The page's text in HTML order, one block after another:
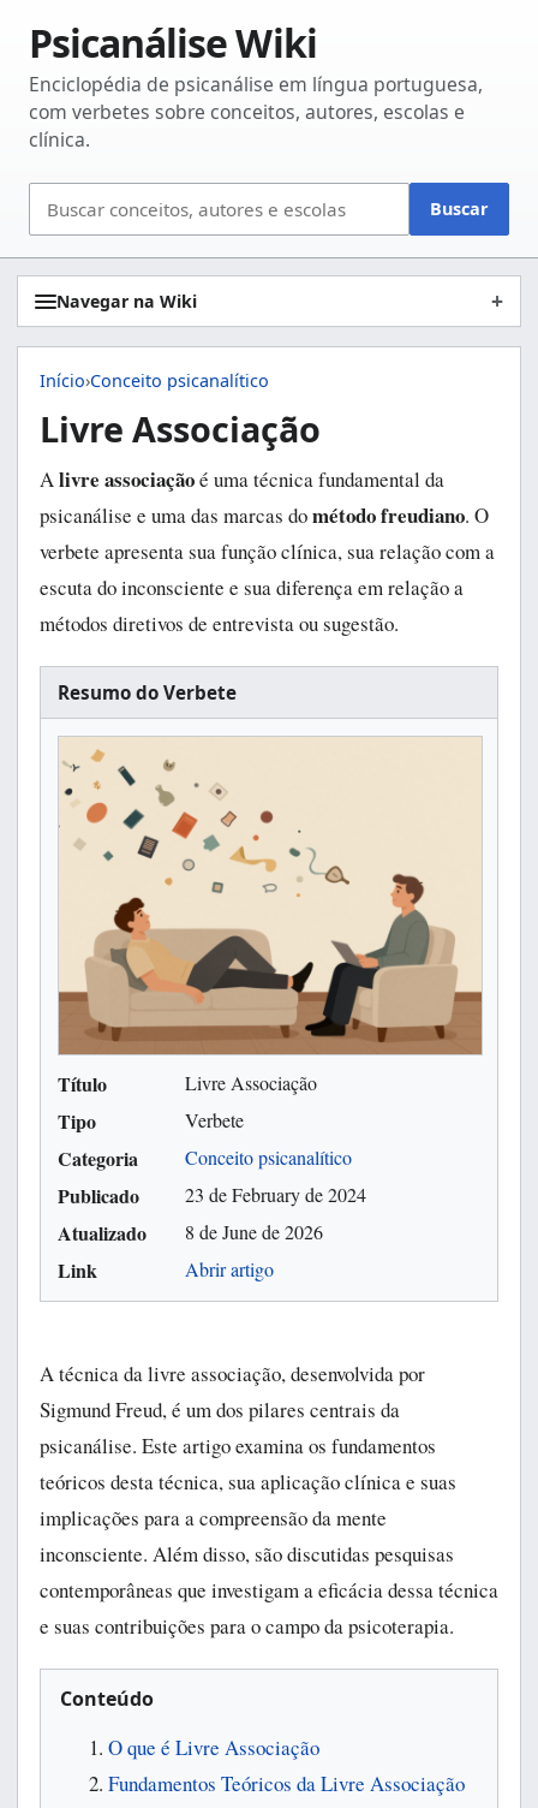
Psicanálise Wiki
Enciclopédia de psicanálise em língua portuguesa,
com verbetes sobre conceitos, autores, escolas e
clínica.
Buscar
Navegar na Wiki
Início›Conceito psicanalítico
Livre Associação
Alivre associaçãoé uma técnica fundamental da
psicanálise e uma das marcas dométodo freudiano. O
verbete apresenta sua função clínica, sua relação com a
escuta do inconsciente e sua diferença em relação a
métodos diretivos de entrevista ou sugestão.
Resumo do Verbete
Título Livre Associação
Tipo Verbete
Categoria Conceito psicanalítico
Publicado 23 de February de 2024
Atualizado 8 de June de 2026
Link Abrir artigo
A técnica da livre associação, desenvolvida por
Sigmund Freud, é um dos pilares centrais da
psicanálise. Este artigo examina os fundamentos
teóricos desta técnica, sua aplicação clínica e suas
implicações para a compreensão da mente
inconsciente. Além disso, são discutidas pesquisas
contemporâneas que investigam a eficácia dessa técnica
e suas contribuições para o campo da psicoterapia.
Conteúdo
O que é Livre Associação
Fundamentos Teóricos da Livre Associação